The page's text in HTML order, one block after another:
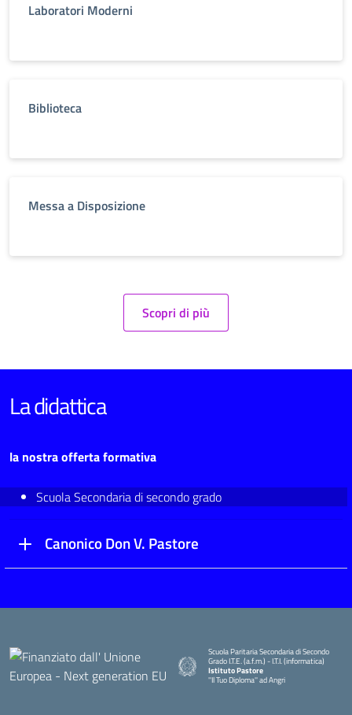
Laboratori Moderni
Biblioteca
Messa a Disposizione
Scopri di più
La didattica
la nostra offerta formativa
Scuola Secondaria di secondo grado
Canonico Don V. Pastore
Scuola Paritaria Secondaria di Secondo
Grado I.T.E. (a.f.m.) - I.T.I. (informatica)
Istituto Pastore
''Il Tuo Diploma'' ad Angri